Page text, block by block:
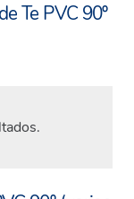
Te PVC 90º